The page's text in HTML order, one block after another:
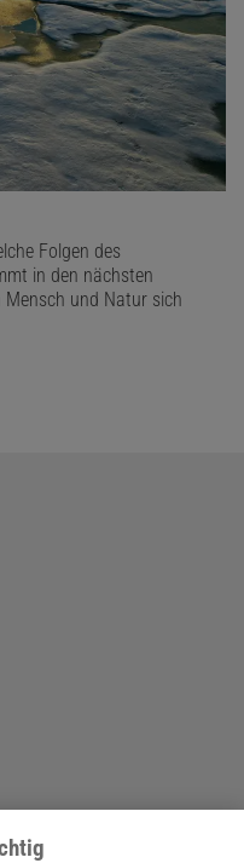
Folgen des
in den nächsten
und Natur sich